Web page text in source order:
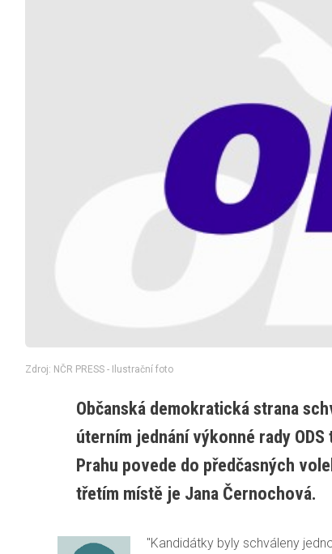
Zdroj: NČR PRESS - Ilustrační foto
Občanská demokratická strana
úterním jednání výkonné rady
Prahu povede do předčasných
třetím místě je Jana Černochová.
"Kandidátky byly schváleny